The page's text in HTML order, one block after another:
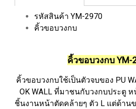
รหัสสินค้า YM-2970
คิ้วขอบวงกบ
คิ้วขอบวงกบ YM-
คิ้วขอบวงกบใช้เป็นตัวจบของ PU
OK WALL ที่มาชนกับวงกบประตู
ชิ้นงานหน้าตัดคล้ายๆ ตัว L แต่ด้าน